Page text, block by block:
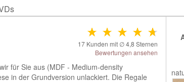
17 Kunden mit ∅4,8 Sternen
Bewertungen ansehen
für Sie aus (MDF - Medium-density
in der Grundversion unlackiert. Die Regale